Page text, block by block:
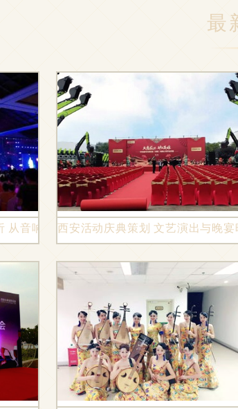
最
从音响灯光到舞台桁架的一站式服务
西安活动庆典策划 文艺演出与晚